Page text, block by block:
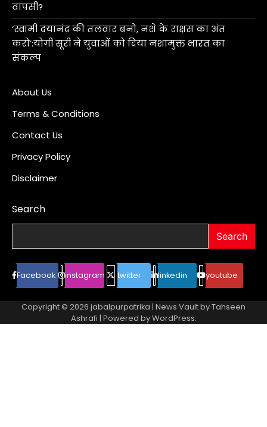
वापसी?
‘स्वामी दयानंद की तलवार बनो, नशे के राक्षस का अंत
करो’:योगी सूरी ने युवाओं को दिया नशामुक्त भारत का
संकल्प
About Us
Terms & Conditions
Contact Us
Privacy Policy
Disclaimer
Search
Search
Facebook instagram twitter linkedin youtube
Copyright © 2026 jabalpurpatrika | News Vault byTahseen
Ashrafi | Powered byWordPress.